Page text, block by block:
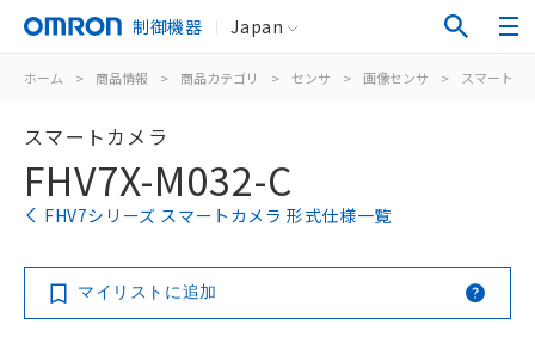
制御機器 Japan
ホーム > 商品情報 > 商品カテゴリ > センサ > 画像センサ > スマートカ
スマートカメラ
FHV7X-M032-C
FHV7シリーズ スマートカメラ 形式仕様一覧
マイリストに追加